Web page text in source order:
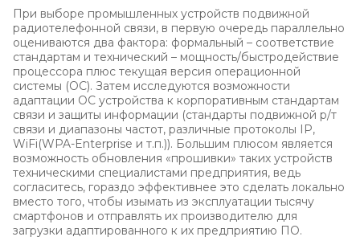
При выборе промышленных устройств подвижной
радиотелефонной связи, в первую очередь параллельно
оцениваются два фактора: формальный – соответствие
стандартам и технический – мощность/быстродействие
процессора плюс текущая версия операционной
системы (ОС). Затем исследуются возможности
адаптации ОС устройства к корпоративным стандартам
связи и защиты информации (стандарты подвижной р/т
связи и диапазоны частот, различные протоколы IP,
WiFi(WPA-Enterprise и т.п.)). Большим плюсом является
возможность обновления «прошивки» таких устройств
техническими специалистами предприятия, ведь
согласитесь, гораздо эффективнее это сделать локально
вместо того, чтобы изымать из эксплуатации тысячу
смартфонов и отправлять их производителю для
загрузки адаптированного к их предприятию ПО.